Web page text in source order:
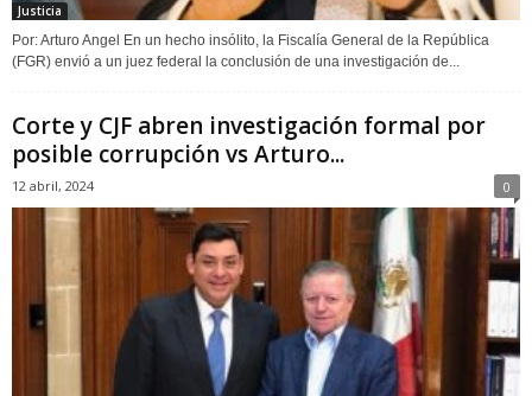
Justicia
Por: Arturo Angel En un hecho insólito, la Fiscalía General de la República
(FGR) envió a un juez federal la conclusión de una investigación de...
Corte y CJF abren investigación formal por
posible corrupción vs Arturo...
12 abril, 2024 0